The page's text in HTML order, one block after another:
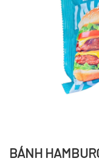
BÁNH